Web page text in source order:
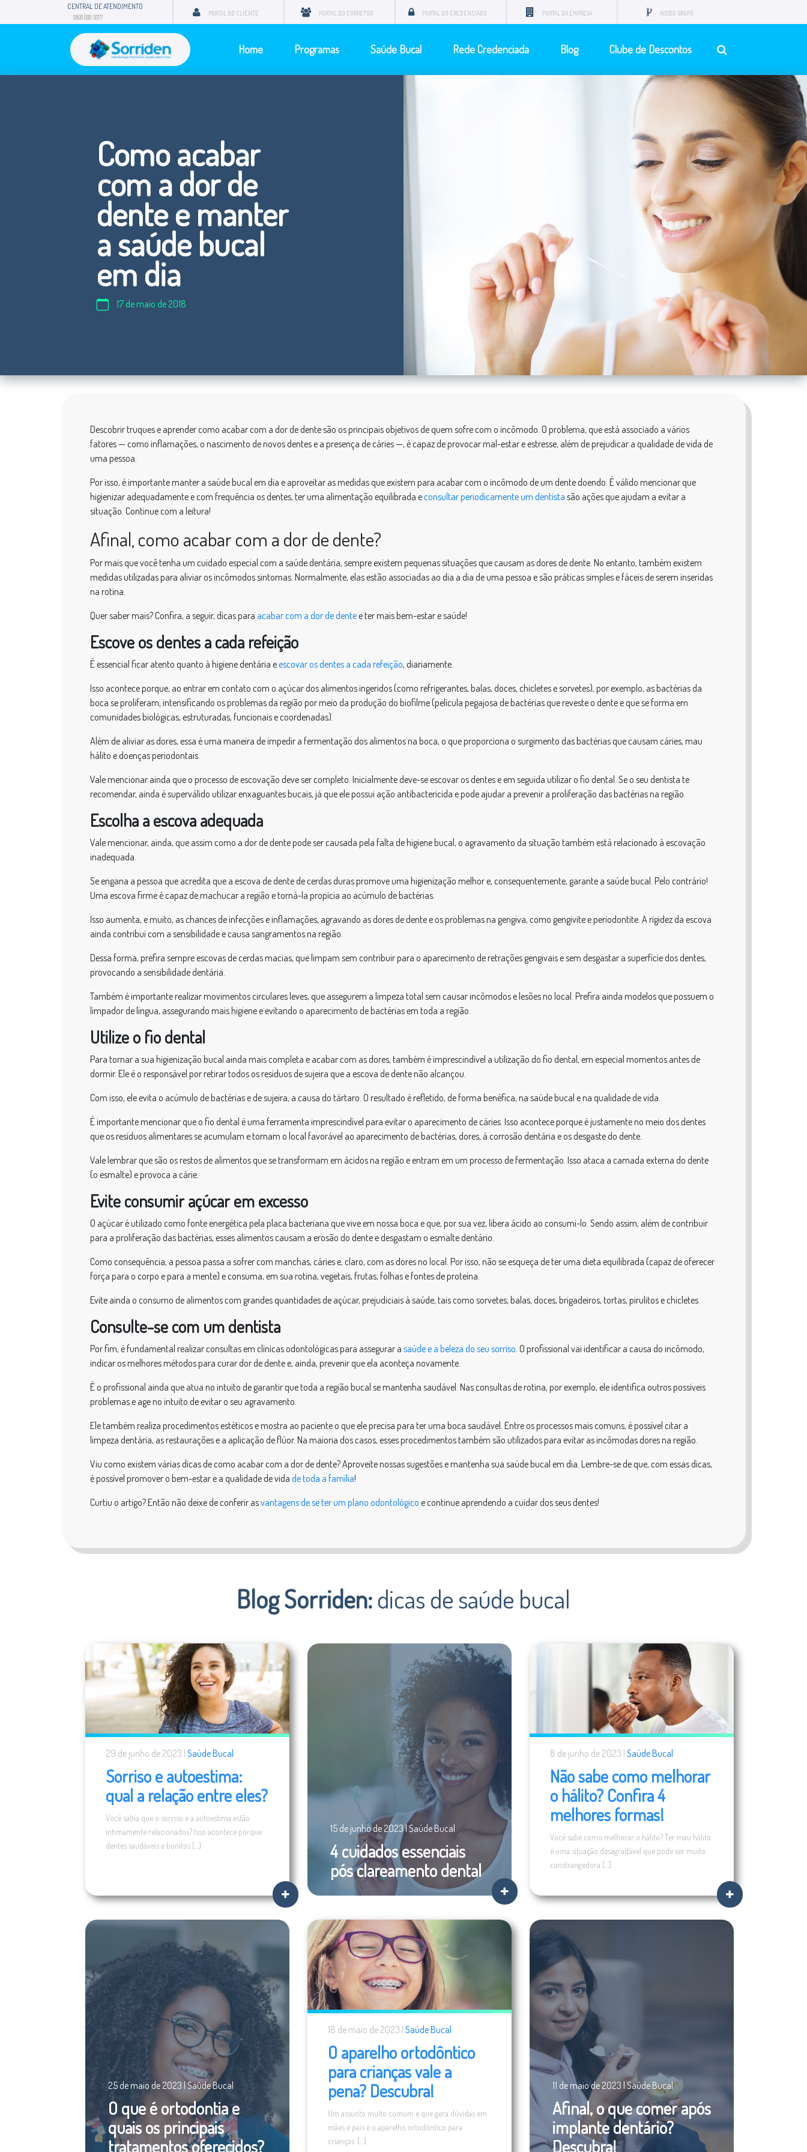
CENTRAL DE ATENDIMENTO
0800 000 5077
PORTAL DO CLIENTE PORTAL DO CORRETOR PORTAL DO CREDENCIADO PORTAL DA EMPRESA NOSSO GRUPO
Home Programas Saúde Bucal Rede Credenciada Blog Clube de Descontos
Como acabar
com a dor de
dente e manter
a saúde bucal
em dia
17 de maio de 2018
Descobrir truques e aprender como acabar com a dor de dente são os principais objetivos de quem sofre com o incômodo. O problema, que está associado a vários
fatores — como inflamações, o nascimento de novos dentes e a presença de cáries —, é capaz de provocar mal-estar e estresse, além de prejudicar a qualidade de vida de
uma pessoa.
Por isso, é importante manter a saúde bucal em dia e aproveitar as medidas que existem para acabar com o incômodo de um dente doendo. É válido mencionar que
higienizar adequadamente e com frequência os dentes, ter uma alimentação equilibrada econsultar periodicamente um dentista são ações que ajudam a evitar a
situação. Continue com a leitura!
Afinal, como acabar com a dor de dente?
Por mais que você tenha um cuidado especial com a saúde dentária, sempre existem pequenas situações que causam as dores de dente. No entanto, também existem
medidas utilizadas para aliviar os incômodos sintomas. Normalmente, elas estão associadas ao dia a dia de uma pessoa e são práticas simples e fáceis de serem inseridas
na rotina.
Quer saber mais? Confira, a seguir, dicas para acabar com a dor de dentee ter mais bem-estar e saúde!
Escove os dentes a cada refeição
É essencial ficar atento quanto à higiene dentária eescovar os dentes a cada refeição, diariamente.
Isso acontece porque, ao entrar em contato com o açúcar dos alimentos ingeridos (como refrigerantes, balas, doces, chicletes e sorvetes), por exemplo, as bactérias da
boca se proliferam, intensificando os problemas da região por meio da produção do biofilme (película pegajosa de bactérias que reveste o dente e que se forma em
comunidades biológicas, estruturadas, funcionais e coordenadas).
Além de aliviar as dores, essa é uma maneira de impedir a fermentação dos alimentos na boca, o que proporciona o surgimento das bactérias que causam cáries, mau
hálito e doenças periodontais.
Vale mencionar ainda que o processo de escovação deve ser completo. Inicialmente deve-se escovar os dentes e em seguida utilizar o fio dental. Se o seu dentista te
recomendar, ainda é superválido utilizar enxaguantes bucais, já que ele possui ação antibactericida e pode ajudar a prevenir a proliferação das bactérias na região.
Escolha a escova adequada
Vale mencionar, ainda, que assim como a dor de dente pode ser causada pela falta de higiene bucal, o agravamento da situação também está relacionado à escovação
inadequada.
Se engana a pessoa que acredita que a escova de dente de cerdas duras promove uma higienização melhor e, consequentemente, garante a saúde bucal. Pelo contrário!
Uma escova firme é capaz de machucar a região e torná-la propícia ao acúmulo de bactérias.
Isso aumenta, e muito, as chances de infecções e inflamações, agravando as dores de dente e os problemas na gengiva, como gengivite e periodontite. A rigidez da escova
ainda contribui com a sensibilidade e causa sangramentos na região.
Dessa forma, prefira sempre escovas de cerdas macias, que limpam sem contribuir para o aparecimento de retrações gengivais e sem desgastar a superfície dos dentes,
provocando a sensibilidade dentária.
Também é importante realizar movimentos circulares leves, que assegurem a limpeza total sem causar incômodos e lesões no local. Prefira ainda modelos que possuem o
limpador de língua, assegurando mais higiene e evitando o aparecimento de bactérias em toda a região.
Utilize o fio dental
Para tornar a sua higienização bucal ainda mais completa e acabar com as dores, também é imprescindível a utilização do fio dental, em especial momentos antes de
dormir. Ele é o responsável por retirar todos os resíduos de sujeira que a escova de dente não alcançou.
Com isso, ele evita o acúmulo de bactérias e de sujeira, a causa do tártaro. O resultado é refletido, de forma benéfica, na saúde bucal e na qualidade de vida.
É importante mencionar que o fio dental é uma ferramenta imprescindível para evitar o aparecimento de cáries. Isso acontece porque é justamente no meio dos dentes
que os resíduos alimentares se acumulam e tornam o local favorável ao aparecimento de bactérias, dores, à corrosão dentária e os desgaste do dente.
Vale lembrar que são os restos de alimentos que se transformam em ácidos na região e entram em um processo de fermentação. Isso ataca a camada externa do dente
(o esmalte) e provoca a cárie.
Evite consumir açúcar em excesso
O açúcar é utilizado como fonte energética pela placa bacteriana que vive em nossa boca e que, por sua vez, libera ácido ao consumi-lo. Sendo assim, além de contribuir
para a proliferação das bactérias, esses alimentos causam a erosão do dente e desgastam o esmalte dentário.
Como consequência, a pessoa passa a sofrer com manchas, cáries e, claro, com as dores no local. Por isso, não se esqueça de ter uma dieta equilibrada (capaz de oferecer
força para o corpo e para a mente) e consuma, em sua rotina, vegetais, frutas, folhas e fontes de proteína.
Evite ainda o consumo de alimentos com grandes quantidades de açúcar, prejudiciais à saúde, tais como sorvetes, balas, doces, brigadeiros, tortas, pirulitos e chicletes.
Consulte-se com um dentista
Por fim, é fundamental realizar consultas em clínicas odontológicas para assegurar a saúde e a beleza do seu sorriso. O profissional vai identificar a causa do incômodo,
indicar os melhores métodos para curar dor de dente e, ainda, prevenir que ela aconteça novamente.
É o profissional ainda que atua no intuito de garantir que toda a região bucal se mantenha saudável. Nas consultas de rotina, por exemplo, ele identifica outros possíveis
problemas e age no intuito de evitar o seu agravamento.
Ele também realiza procedimentos estéticos e mostra ao paciente o que ele precisa para ter uma boca saudável. Entre os processos mais comuns, é possível citar a
limpeza dentária, as restaurações e a aplicação de flúor. Na maioria dos casos, esses procedimentos também são utilizados para evitar as incômodas dores na região.
Viu como existem várias dicas de como acabar com a dor de dente? Aproveite nossas sugestões e mantenha sua saúde bucal em dia. Lembre-se de que, com essas dicas,
é possível promover o bem-estar e a qualidade de vida de toda a família!
Curtiu o artigo? Então não deixe de conferir asvantagens de se ter um plano odontológico e continue aprendendo a cuidar dos seus dentes!
Blog Sorriden:dicas de saúde bucal
29 de junho de 2023 | Saúde Bucal
Sorriso e autoestima:
qual a relação entre eles?
Você sabia que o sorriso e a autoestima estão
intimamente relacionados? Isso acontece porque
dentes saudáveis e bonitos […]
15 de junho de 2023 | Saúde Bucal
4 cuidados essenciais
pós clareamento dental
8 de junho de 2023 | Saúde Bucal
Não sabe como melhorar
o hálito? Confira 4
melhores formas!
Você sabe como melhorar o hálito? Ter mau hálito
é uma situação desagradável que pode ser muito
constrangedora […]
25 de maio de 2023 | Saúde Bucal
O que é ortodontia e
quais os principais
tratamentos oferecidos?
18 de maio de 2023 | Saúde Bucal
O aparelho ortodôntico
para crianças vale a
pena? Descubra!
Um assunto muito comum e que gera dúvidas em
mães e pais é o aparelho ortodôntico para
crianças. […]
11 de maio de 2023 | Saúde Bucal
Afinal, o que comer após
implante dentário?
Descubra!